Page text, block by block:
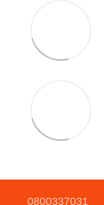
0800337031